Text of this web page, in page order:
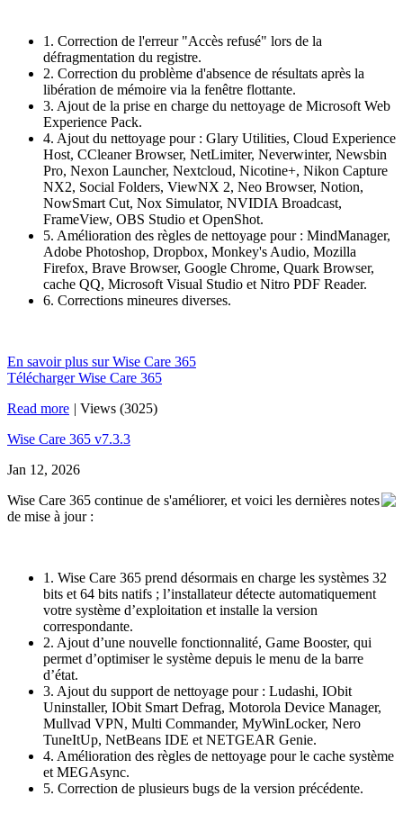
1. Correction de l'erreur "Accès refusé" lors de la
défragmentation du registre.
2. Correction du problème d'absence de résultats après la
libération de mémoire via la fenêtre flottante.
3. Ajout de la prise en charge du nettoyage de Microsoft Web
Experience Pack.
4. Ajout du nettoyage pour : Glary Utilities, Cloud Experience
Host, CCleaner Browser, NetLimiter, Neverwinter, Newsbin
Pro, Nexon Launcher, Nextcloud, Nicotine+, Nikon Capture
NX2, Social Folders, ViewNX 2, Neo Browser, Notion,
NowSmart Cut, Nox Simulator, NVIDIA Broadcast,
FrameView, OBS Studio et OpenShot.
5. Amélioration des règles de nettoyage pour : MindManager,
Adobe Photoshop, Dropbox, Monkey's Audio, Mozilla
Firefox, Brave Browser, Google Chrome, Quark Browser,
cache QQ, Microsoft Visual Studio et Nitro PDF Reader.
6. Corrections mineures diverses.
En savoir plus sur Wise Care 365
Télécharger Wise Care 365
Read more | Views (3025)
Wise Care 365 v7.3.3
Jan 12, 2026
Wise Care 365 continue de s'améliorer, et voici les dernières notes
de mise à jour :
1. Wise Care 365 prend désormais en charge les systèmes 32
bits et 64 bits natifs ; l’installateur détecte automatiquement
votre système d’exploitation et installe la version
correspondante.
2. Ajout d’une nouvelle fonctionnalité, Game Booster, qui
permet d’optimiser le système depuis le menu de la barre
d’état.
3. Ajout du support de nettoyage pour : Ludashi, IObit
Uninstaller, IObit Smart Defrag, Motorola Device Manager,
Mullvad VPN, Multi Commander, MyWinLocker, Nero
TuneItUp, NetBeans IDE et NETGEAR Genie.
4. Amélioration des règles de nettoyage pour le cache système
et MEGAsync.
5. Correction de plusieurs bugs de la version précédente.